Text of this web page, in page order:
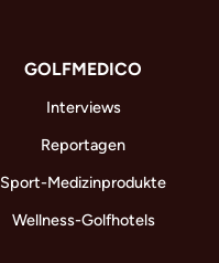
GOLFMEDICO
Interviews
Reportagen
Sport-Medizinprodukte
Wellness-Golfhotels